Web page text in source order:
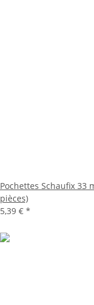
Pochettes Schaufix 33
pièces)
5,39 € *